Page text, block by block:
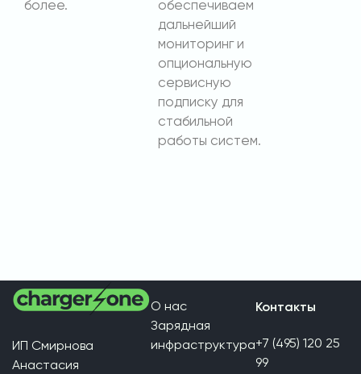
более.
обеспечиваем
дальнейший
мониторинг и
опциональную
сервисную
подписку для
стабильной
работы систем.
ИП Смирнова
Анастасия
О нас
Зарядная
инфраструктура
Контакты
+7 (495) 120 25
99